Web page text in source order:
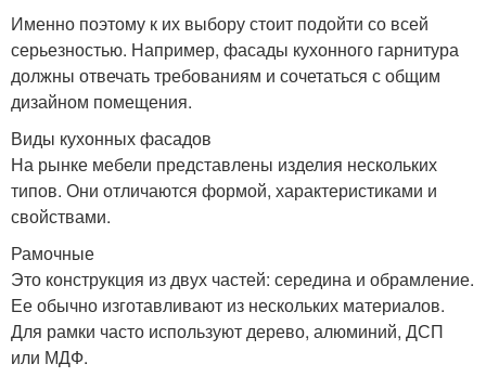
Именно поэтому к их выбору стоит подойти со всей
серьезностью. Например, фасады кухонного гарнитура
должны отвечать требованиям и сочетаться с общим
дизайном помещения.
Виды кухонных фасадов
На рынке мебели представлены изделия нескольких
типов. Они отличаются формой, характеристиками и
свойствами.
Рамочные
Это конструкция из двух частей: середина и обрамление.
Ее обычно изготавливают из нескольких материалов.
Для рамки часто используют дерево, алюминий, ДСП
или МДФ.